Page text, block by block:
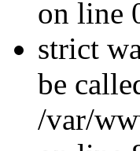
on line
strict
be
/var/